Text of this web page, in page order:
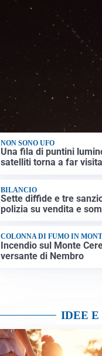
NON SONO UFO
Una fila di puntini
satelliti torna a far
BILANCIO
Sette diffide e tre
polizia su vendita e
COLONNA DI FUMO IN
Incendio sul Monte
versante di Nembro
IDEE E